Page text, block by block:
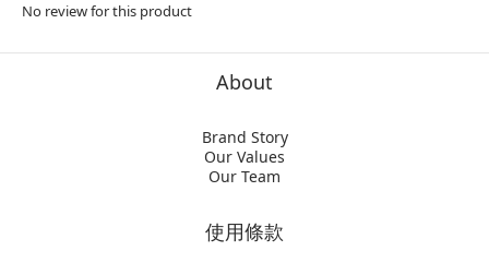
No review for this product
About
Brand Story
Our Values
Our Team
使用條款